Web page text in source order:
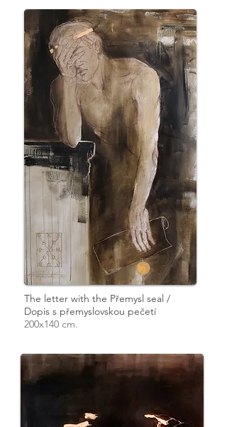
The letter with the Přemysl seal /
Dopis s přemyslovskou pečetí
200x140 cm.